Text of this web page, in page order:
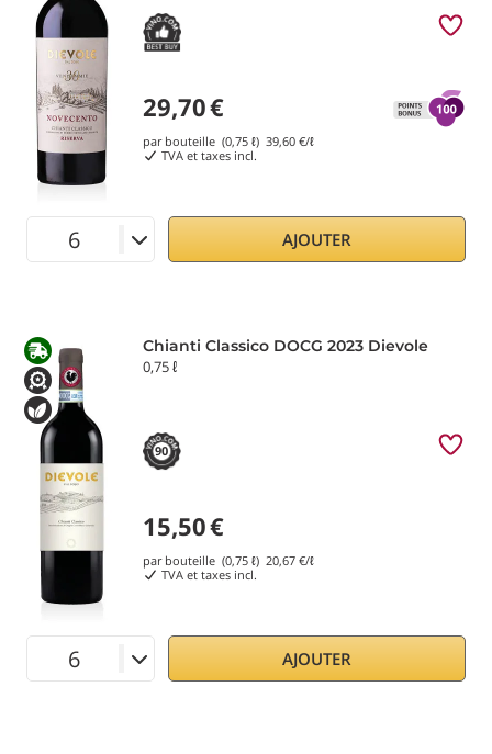
29,70€
par bouteille (0,75 ℓ) 39,60 €/ℓ
TVA et taxes incl.
AJOUTER
Chianti Classico DOCG 2023 Dievole
0,75 ℓ
90
15,50€
par bouteille (0,75 ℓ) 20,67 €/ℓ
TVA et taxes incl.
AJOUTER